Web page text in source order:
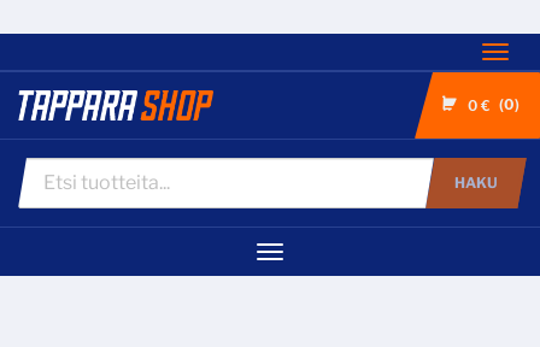
0 € 0
HAKU
Navigaatio